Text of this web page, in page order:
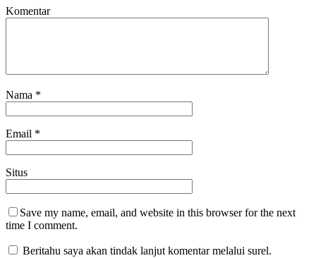
Komentar
Nama *
Email *
Situs
Save my name, email, and website in this browser for the next
time I comment.
Beritahu saya akan tindak lanjut komentar melalui surel.